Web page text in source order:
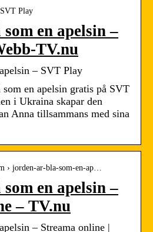
Play
en apelsin –
TV.nu
– SVT Play
som en apelsin gratis på SVT
i Ukraina skapar den
Anna tillsammans med sina
› jorden-ar-bla-som-en-ap…
en apelsin –
– TV.nu
– Streama online |